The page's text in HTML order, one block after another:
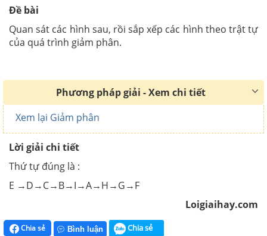
Đề bài
Quan sát các hình sau, rồi sắp xếp các hình theo trật tự
của quá trình giảm phân.
Phương pháp giải - Xem chi tiết
Xem lại Giảm phân
Lời giải chi tiết
Thứ tự đúng là :
E →D→C→B→I→A→H→G→F
Loigiaihay.com
Chia sẻ Bình luận Chia sẻ